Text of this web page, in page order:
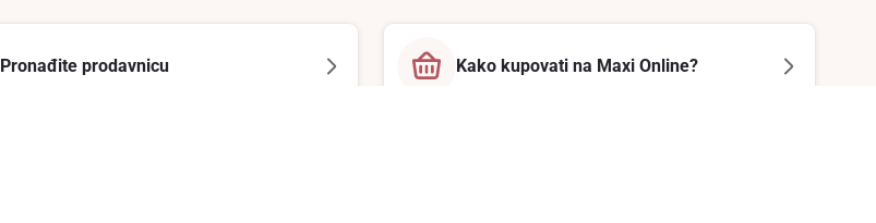
Pronađite prodavnicu Kako kupovati na Maxi Online?